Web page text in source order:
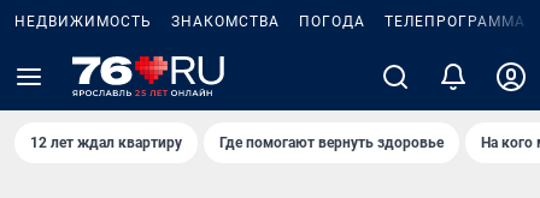
НЕДВИЖИМОСТЬ ЗНАКОМСТВА ПОГОДА ТЕЛЕПРОГРАММА
12 лет ждал квартиру Где помогают вернуть здоровье На